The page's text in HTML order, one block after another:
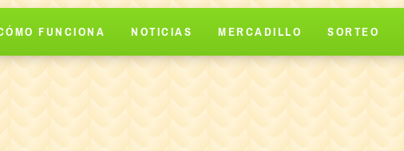
FUNCIONA NOTICIAS MERCADILLO SORTEO